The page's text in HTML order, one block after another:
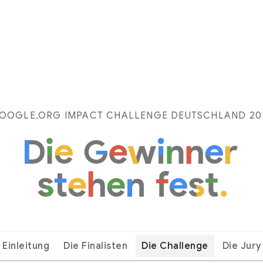
IMPACT CHALLENGE DEUTSCHLAND
Einleitung Die Finalisten Die Challenge Die Jury